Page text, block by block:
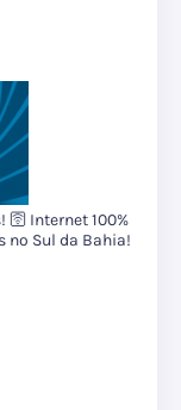
🛜 Internet 100%
no Sul da Bahia!